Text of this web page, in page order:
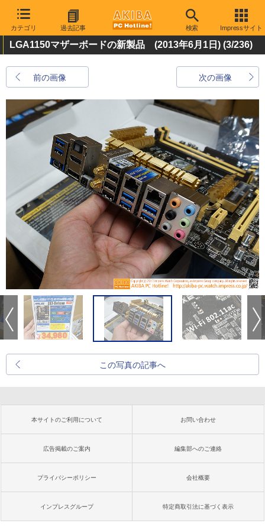
カテゴリ 過去記事 検索 Impressサイト
LGA1150マザーボードの新製品 (2013年6月1日) (3/236)
前の画像 次の画像
この写真の記事へ
本サイトのご利用について お問い合わせ
広告掲載のご案内 編集部へのご連絡
プライバシーポリシー 会社概要
インプレスグループ 特定商取引法に基づく表示